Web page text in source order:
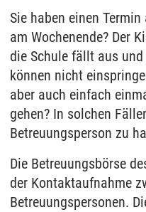
Sie haben einen
am Wochenende? Der
die Schule fällt aus
können nicht
aber auch einfach
gehen? In solchen
Betreuungsperson zu
Die Betreuungsbörse
der Kontaktaufnahme
Betreuungspersonen.